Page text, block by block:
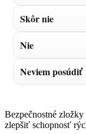
Skôr nie
Nie
Neviem posúdiť
Bezpečnostné
zlepšiť schopnosť